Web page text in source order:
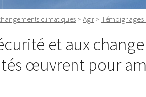
climatiques >Agir >Témoignages
et aux
œuvrent pour